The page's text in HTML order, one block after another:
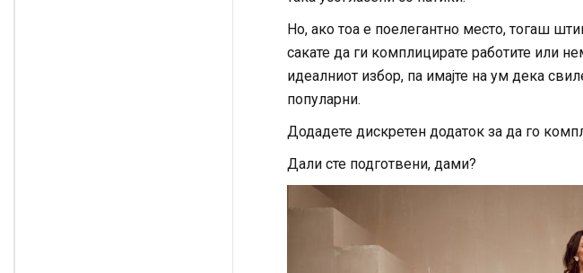
Но, ако тоа е поелегантно место, тогаш
сакате да ги комплицирате работите или
идеалниот избор, па имајте на ум дека
популарни.
Додадете дискретен додаток за да го
Дали сте подготвени, дами?